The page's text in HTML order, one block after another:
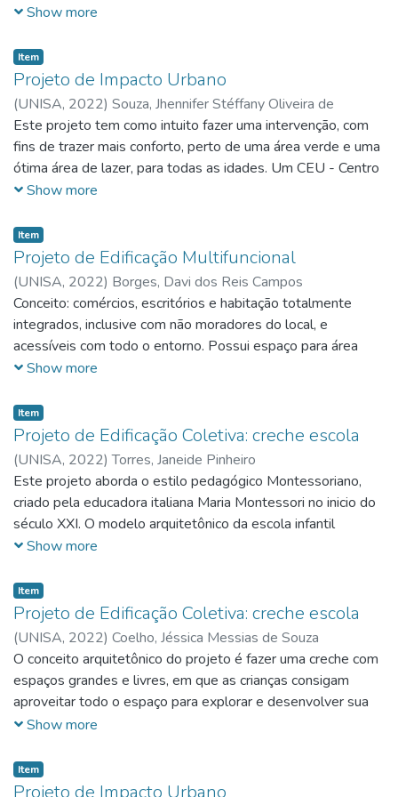
projeto foi utilizado o partido arqutetônico de janelas
de recreação. Método construtivo em concreto armado.
Show more
Item
Projeto de Impacto Urbano
(UNISA, 2022) Souza, Jhennifer Stéffany Oliveira de
Este projeto tem como intuito fazer uma intervenção, com
fins de trazer mais conforto, perto de uma área verde e uma
ótima área de lazer, para todas as idades. Um CEU - Centro
de Educação Unifica e também 02 UBS - Unidade Basica
Show more
Item
Projeto de Edificação Multifuncional
(UNISA, 2022) Borges, Davi dos Reis Campos
Conceito: comércios, escritórios e habitação totalmente
integrados, inclusive com não moradores do local, e
acessíveis com todo o entorno. Possui espaço para área
verde e todo o estacionamento permeável. Partido
acesso aos locais e sistema de fachadas ativas.
Show more
Item
Projeto de Edificação Coletiva: creche escola
(UNISA, 2022)Torres, Janeide Pinheiro
Este projeto aborda o estilo pedagógico Montessoriano,
criado pela educadora italiana Maria Montessori no inicio do
século XXI. O modelo arquitetônico da escola infantil
Montessori, projetada pelos arquitetos Guilianno Camatta,
m², executado em 2018 na cidade de Belo Horizonte, nos
inspira em suas disposições e funcionalidades alinhadas ao
estilo Montessoriano, com cores, mobiliarios interativos e
paisagismo com jardins verticais.
Show more
Item
Projeto de Edificação Coletiva: creche escola
(UNISA, 2022) Coelho, Jéssica Messias de Souza
O conceito arquitetônico do projeto é fazer uma creche com
espaços grandes e livres, em que as crianças consigam
aproveitar todo o espaço para explorar e desenvolver sua
autonomia com segurança e conforto, é uma mistura das
Montessoriana. Os mobiliários, com materiais ultilizados
pelas crianças, em sua altura e de fácil acesso, banheiros
Show more
Item
Projeto de Impacto Urbano